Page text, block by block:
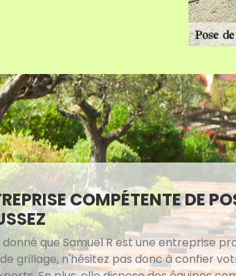
COMPÉTENTE DE
que Samuel R est une entreprise
grillage, n'hésitez pas donc à confier